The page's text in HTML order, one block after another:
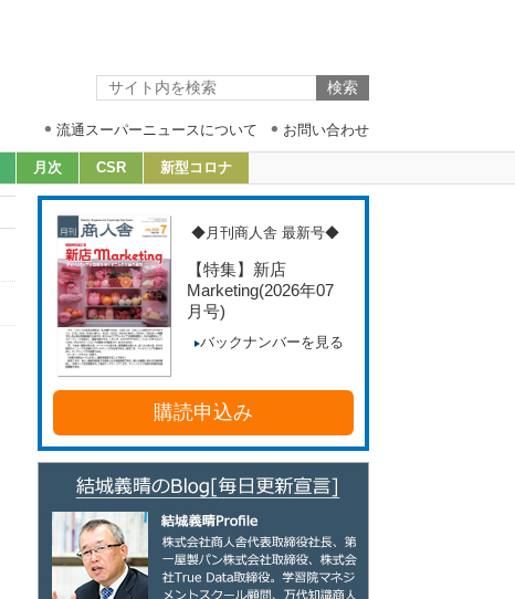
流通スーパーニュースについて お問い合わせ
月次 CSR 新型コロナ
◆月刊商人舎 最新号◆
【特集】新店
Marketing(2026年07
月号)
バックナンバーを見る
購読申込み